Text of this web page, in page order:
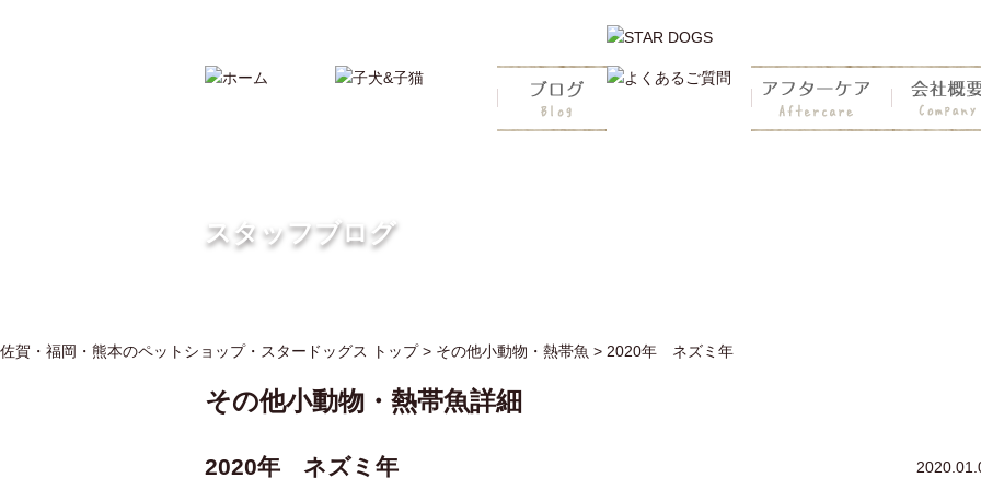
スタッフブログ
佐賀・福岡・熊本のペットショップ・スタードッグス トップ > その他小動物・熱帯魚 > 2020年 ネズミ年
その他小動物・熱帯魚詳細
2020年 ネズミ年